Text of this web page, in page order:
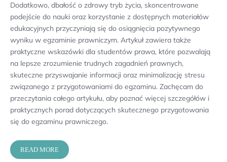
Dodatkowo, dbałość o zdrowy tryb życia, skoncentrowane
podejście do nauki oraz korzystanie z dostępnych materiałów
edukacyjnych przyczyniają się do osiągnięcia pozytywnego
wyniku w egzaminie prawniczym. Artykuł zawiera także
praktyczne wskazówki dla studentów prawa, które pozwalają
na lepsze zrozumienie trudnych zagadnień prawnych,
skuteczne przyswajanie informacji oraz minimalizację stresu
związanego z przygotowaniami do egzaminu. Zachęcam do
przeczytania całego artykułu, aby poznać więcej szczegółów i
praktycznych porad dotyczących skutecznego przygotowania
się do egzaminu prawniczego.
READ MORE